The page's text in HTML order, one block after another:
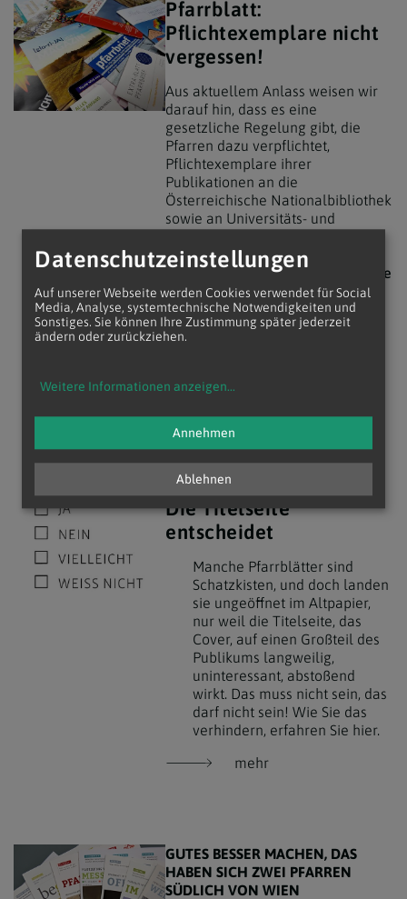
Pfarrblatt:
Pflichtexemplare nicht
vergessen!
Aus aktuellem Anlass weisen wir
darauf hin, dass es eine
gesetzliche Regelung gibt, die
Pfarren dazu verpflichtet,
Pflichtexemplare ihrer
Publikationen an die
Österreichische Nationalbibliothek
sowie an Universitäts- und
Hier finden Sie dieAdresse für die
Übermittlung der
Pflichtexemplare an die
Nationalbibliothek:
Pflichtablieferung Legal Deposit
Zu den Details
Die Titelseite
entscheidet
Manche Pfarrblätter sind
Schatzkisten, und doch landen
sie ungeöffnet im Altpapier,
nur weil die Titelseite, das
Cover, auf einen Großteil des
Publikums langweilig,
uninteressant, abstoßend
wirkt. Das muss nicht sein, das
darf nicht sein! Wie Sie das
verhindern, erfahren Sie hier.
mehr
GUTES BESSER MACHEN, DAS
HABEN SICH ZWEI PFARREN
SÜDLICH VON WIEN
Datenschutzeinstellungen
Auf unserer Webseite werden Cookies verwendet für Social
Media, Analyse, systemtechnische Notwendigkeiten und
Sonstiges. Sie können Ihre Zustimmung später jederzeit
ändern oder zurückziehen.
Weitere Informationen anzeigen...
Ablehnen
Annehmen